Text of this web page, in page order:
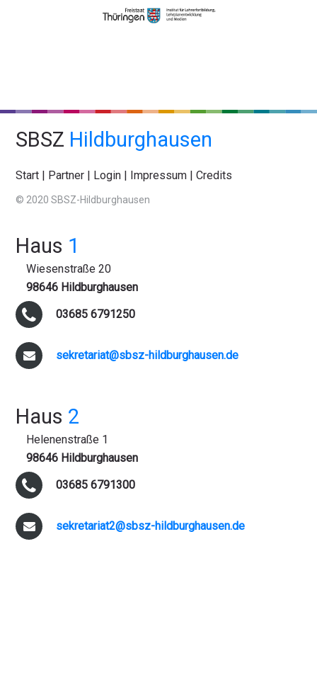
SBSZ Hildburghausen
Start | Partner | Login | Impressum |Credits
© 2020 SBSZ-Hildburghausen
Haus 1
Wiesenstraße 20
98646 Hildburghausen
03685 6791250
sekretariat@sbsz-hildburghausen.de
Haus 2
Helenenstraße 1
98646 Hildburghausen
03685 6791300
sekretariat2@sbsz-hildburghausen.de